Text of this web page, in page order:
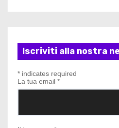
Iscriviti alla nostra
* indicates required
La tua email *